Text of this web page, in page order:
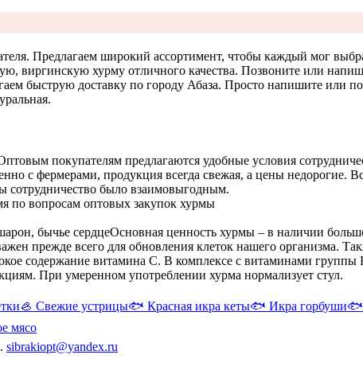
Предлагаем широкий ассортимент, чтобы каждый мог
виргинскую хурму отличного качества. Позвоните или
быструю доставку по городу Абаза. Просто напишите или
покупателям предлагаются удобные условия
с фермерами, продукция всегда свежая, а цены
сотрудничество было взаимовыгодным.
по вопросам оптовых закупок хурмы
бычье сердцеОсновная ценность хурмы – в наличии
прежде всего для обновления клеток нашего организма.
содержание витамина С. В комплексе с витаминами
При умеренном употреблении хурма нормализует стул.
🦪 Свежие устрицы🐟 Красная икра кеты🐟 Икра горбуши🐟
мясо
sibrakiopt@yandex.ru